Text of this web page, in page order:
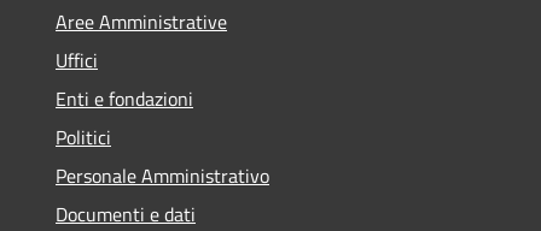
Aree Amministrative
Uffici
Enti e fondazioni
Politici
Personale Amministrativo
Documenti e dati